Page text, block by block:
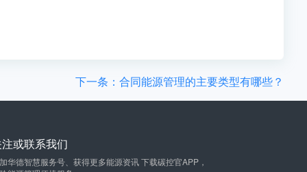
下一条：合同能源管理的主要类型有哪些？
或联系我们
华德智慧服务号、获得更多能源资讯 下载碳控官APP，